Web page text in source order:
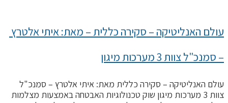
עולם האנליטיקה – סקירה כללית – מאת: איתי אלטרץ
צוות 3 מערכות מיגון
האנליטיקה – סקירה כללית מאת: איתי אלטרץ – סמנכ"ל
צוות 3 מערכות מיגון שוק טכנולוגיות האבטחה באמצעות מצלמות